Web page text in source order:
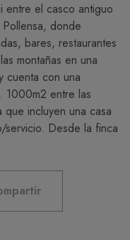
entre el casco antiguo
donde
bares, restaurantes
montañas en una
cuenta con una
1000m2 entre las
incluyen una casa
servicio. Desde la finca
una casa de diseño y
piedra y arcos en
consta de seis